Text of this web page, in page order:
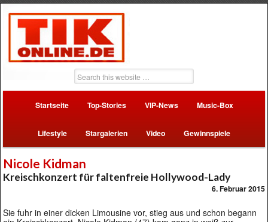
Startseite Top-Stories VIP-News Music-Box
Lifestyle Stargalerien Video Gewinnspiele
Nicole Kidman
Kreischkonzert für faltenfreie Hollywood-Lady
6. Februar 2015
Sie fuhr in einer dicken Limousine vor, stieg aus und schon begann